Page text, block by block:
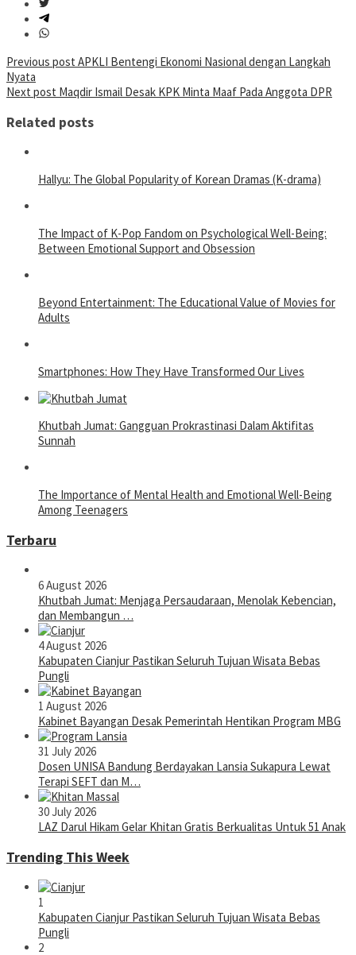
Post
navigation
Previous post APKLI Bentengi Ekonomi Nasional dengan Langkah
Nyata
Next post Maqdir Ismail Desak KPK Minta Maaf Pada Anggota DPR
Related posts
Hallyu: The Global Popularity of Korean Dramas (K-drama)
The Impact of K-Pop Fandom on Psychological Well-Being:
Between Emotional Support and Obsession
Beyond Entertainment: The Educational Value of Movies for
Adults
Smartphones: How They Have Transformed Our Lives
Khutbah Jumat: Gangguan Prokrastinasi Dalam Aktifitas
Sunnah
The Importance of Mental Health and Emotional Well-Being
Among Teenagers
Terbaru
6 August 2026
Khutbah Jumat: Menjaga Persaudaraan, Menolak Kebencian,
dan Membangun …
4 August 2026
Kabupaten Cianjur Pastikan Seluruh Tujuan Wisata Bebas
Pungli
1 August 2026
Kabinet Bayangan Desak Pemerintah Hentikan Program MBG
31 July 2026
Dosen UNISA Bandung Berdayakan Lansia Sukapura Lewat
Terapi SEFT dan M…
30 July 2026
LAZ Darul Hikam Gelar Khitan Gratis Berkualitas Untuk 51 Anak
Trending This Week
1
Kabupaten Cianjur Pastikan Seluruh Tujuan Wisata Bebas
Pungli
2